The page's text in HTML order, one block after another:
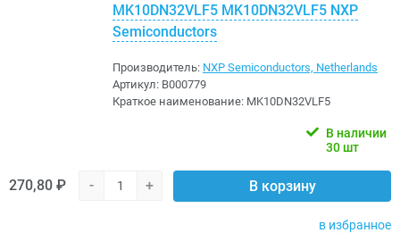
MK10DN32VLF5 MK10DN32VLF5 NXP
Semiconductors
Производитель: NXP Semiconductors, Netherlands
Артикул: B000779
Краткое наименование: MK10DN32VLF5
В наличии
30 шт
270,80 ₽ - + В корзину
в избранное